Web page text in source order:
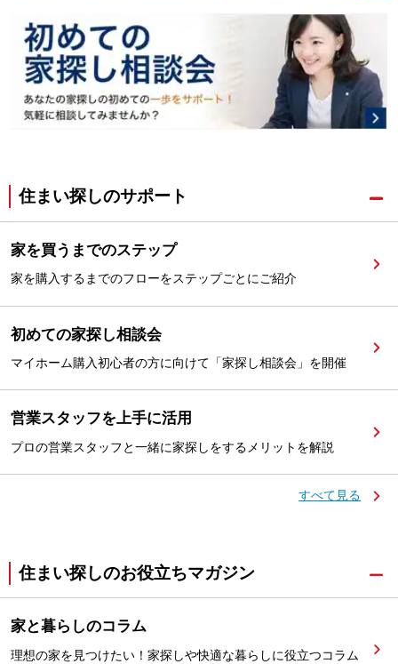
住まい探しのサポート
家を買うまでのステップ
家を購入するまでのフローをステップごとにご紹介
初めての家探し相談会
マイホーム購入初心者の方に向けて「家探し相談会」を開催
営業スタッフを上手に活用
プロの営業スタッフと一緒に家探しをするメリットを解説
すべて見る
住まい探しのお役立ちマガジン
家と暮らしのコラム
理想の家を見つけたい！家探しや快適な暮らしに役立つコラム